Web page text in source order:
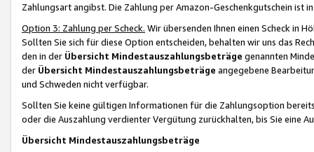
Zahlungsart angibst. Die Zahlung per Amazon-Geschenkgutschein ist
Option 3: Zahlung per Scheck. Wir übersenden Ihnen einen Scheck in
Sollten Sie sich für diese Option entscheiden, behalten wir uns das
den in der Übersicht Mindestauszahlungsbeträge genannten
der Übersicht Mindestauszahlungsbeträge angegebene
und Schweden nicht verfügbar.
Sollten Sie keine gültigen Informationen für die Zahlungsoption
oder die Auszahlung verdienter Vergütung zurückhalten, bis Sie
Übersicht Mindestauszahlungsbeträge